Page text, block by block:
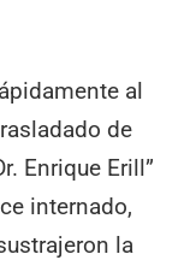
al
de
Enrique Erill”
internado,
la